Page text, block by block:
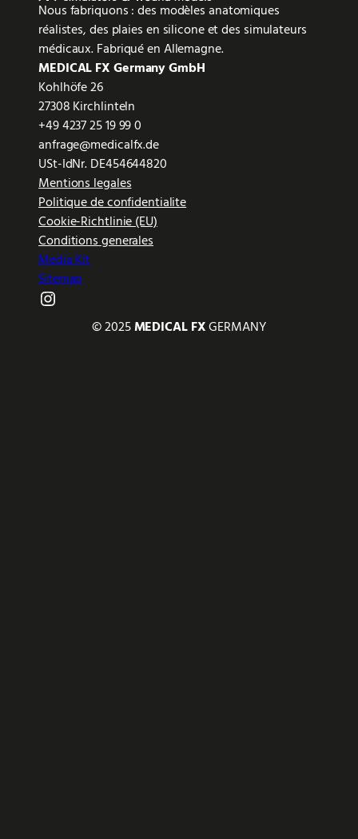
Nous fabriquons : des modèles anatomiques
réalistes, des plaies en silicone et des simulateurs
médicaux. Fabriqué en Allemagne.
MEDICAL FX Germany GmbH
Kohlhöfe 26
27308 Kirchlinteln
+49 4237 25 19 99 0
anfrage@medicalfx.de
USt-IdNr. DE454644820
Mentions legales
Politique de confidentialite
Cookie-Richtlinie (EU)
Conditions generales
Media Kit
Sitemap
Instagram
© 2025MEDICAL FXGERMANY